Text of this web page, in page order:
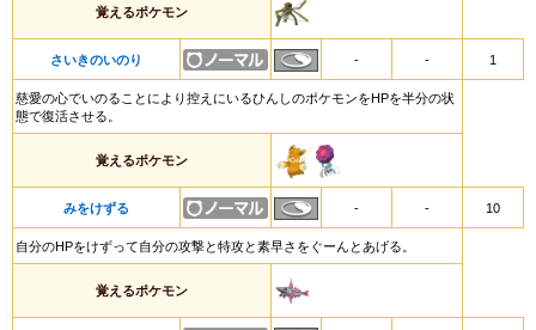
覚えるポケモン
さいきのいのり - - 1
慈愛の心でいのることにより控えにいるひんしのポケモンをHPを半分の状
態で復活させる。
覚えるポケモン
みをけずる - - 10
自分のHPをけずって自分の攻撃と特攻と素早さをぐーんとあげる。
覚えるポケモン